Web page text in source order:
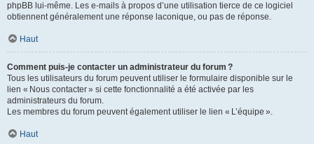
phpBB lui-même. Les e-mails à propos d’une utilisation tierce de ce logiciel
obtiennent généralement une réponse laconique, ou pas de réponse.
Haut
Comment puis-je contacter un administrateur du forum ?
Tous les utilisateurs du forum peuvent utiliser le formulaire disponible sur le
lien « Nous contacter » si cette fonctionnalité a été activée par les
administrateurs du forum.
Les membres du forum peuvent également utiliser le lien « L’équipe ».
Haut